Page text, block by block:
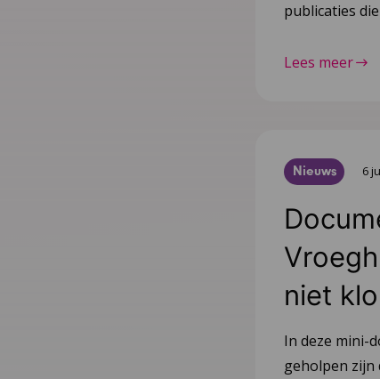
publicaties
Lees meer
Nieuws 6
niet
In deze mini-
geholpen zijn